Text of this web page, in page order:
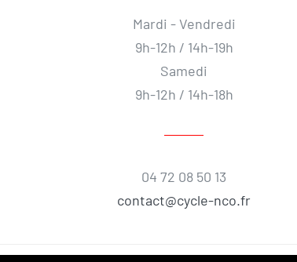
Mardi - Vendredi
9h-12h / 14h-19h
Samedi
9h-12h / 14h-18h
04 72 08 50 13
contact@cycle-nco.fr